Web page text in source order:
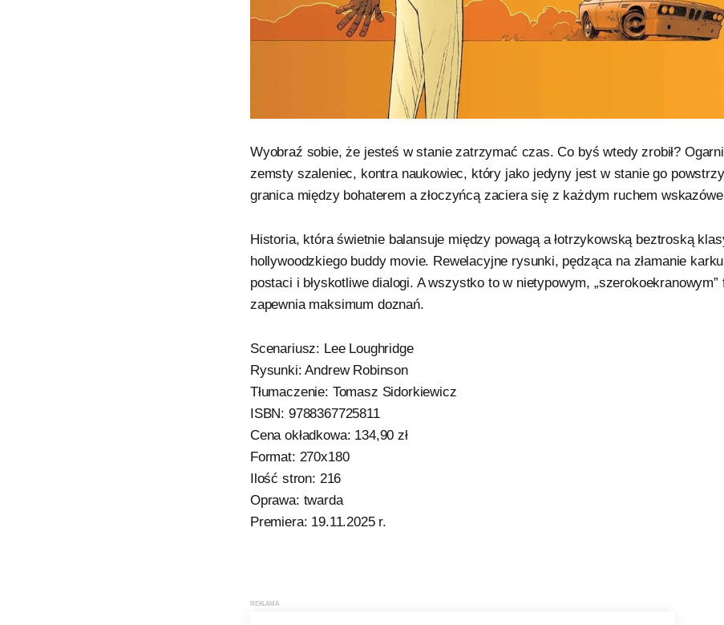
Wyobraź sobie, że jesteś w stanie zatrzymać czas. Co byś wtedy zrobił?
zemsty szaleniec, kontra naukowiec, który jako jedyny jest w stanie go
granica między bohaterem a złoczyńcą zaciera się z każdym ruchem
Historia, która świetnie balansuje między powagą a łotrzykowską beztroską
hollywoodzkiego buddy movie. Rewelacyjne rysunki, pędząca na złamanie
postaci i błyskotliwe dialogi. A wszystko to w nietypowym,
zapewnia maksimum doznań.
Scenariusz: Lee Loughridge
Rysunki: Andrew Robinson
Tłumaczenie: Tomasz Sidorkiewicz
ISBN: 9788367725811
Cena okładkowa: 134,90 zł
Format: 270x180
Ilość stron: 216
Oprawa: twarda
Premiera: 19.11.2025 r.